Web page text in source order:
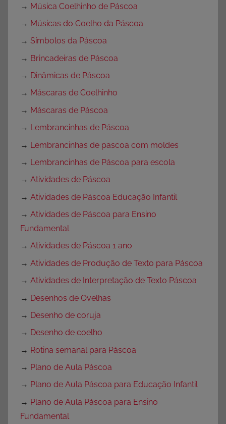
→ Música Coelhinho de Páscoa
→ Músicas do Coelho da Páscoa
→ Símbolos da Páscoa
→ Brincadeiras de Páscoa
→ Dinâmicas de Páscoa
→ Máscaras de Coelhinho
→ Máscaras de Páscoa
→ Lembrancinhas de Páscoa
→ Lembrancinhas de pascoa com moldes
→ Lembrancinhas de Páscoa para escola
→ Atividades de Páscoa
→ Atividades de Páscoa Educação Infantil
→ Atividades de Páscoa para Ensino
Fundamental
→ Atividades de Páscoa 1 ano
→ Atividades de Produção de Texto para Páscoa
→ Atividades de Interpretação de Texto Páscoa
→ Desenhos de Ovelhas
→ Desenho de coruja
→ Desenho de coelho
→ Rotina semanal para Páscoa
→ Plano de Aula Páscoa
→ Plano de Aula Páscoa para Educação Infantil
→ Plano de Aula Páscoa para Ensino
Fundamental